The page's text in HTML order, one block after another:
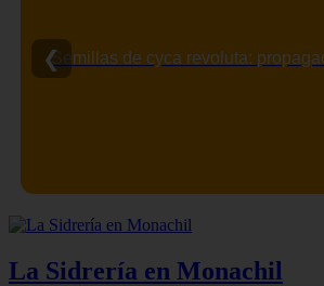
Semillas de cyca revoluta:
❮
La Sidrería en Monachil